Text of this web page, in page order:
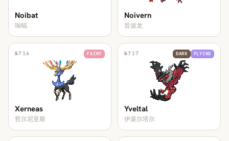
Noibat
嗡蝠
Noivern
音波龙
№716 FAIRY
Xerneas
哲尔尼亚斯
№717 DARK FLYING
Yveltal
伊裴尔塔尔